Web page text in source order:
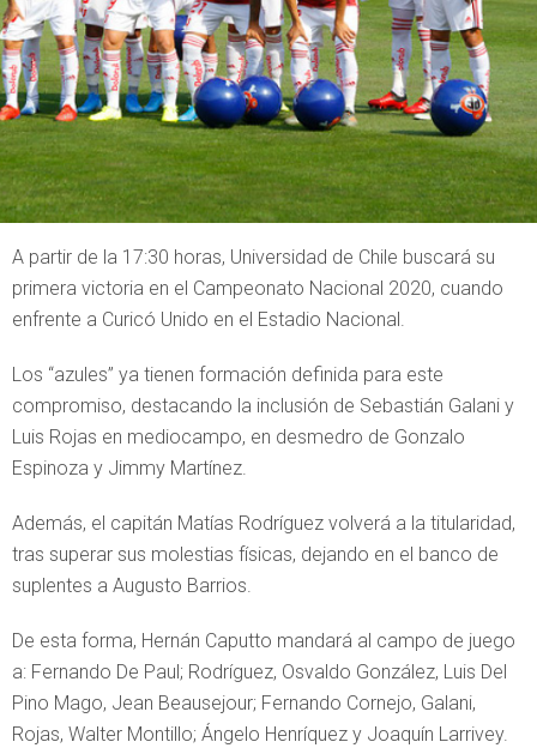
A partir de la 17:30 horas, Universidad de Chile buscará su
primera victoria en el Campeonato Nacional 2020, cuando
enfrente a Curicó Unido en el Estadio Nacional.
Los “azules” ya tienen formación definida para este
compromiso, destacando la inclusión de Sebastián Galani y
Luis Rojas en mediocampo, en desmedro de Gonzalo
Espinoza y Jimmy Martínez.
Además, el capitán Matías Rodríguez volverá a la titularidad,
tras superar sus molestias físicas, dejando en el banco de
suplentes a Augusto Barrios.
De esta forma, Hernán Caputto mandará al campo de juego
a: Fernando De Paul; Rodríguez, Osvaldo González, Luis Del
Pino Mago, Jean Beausejour; Fernando Cornejo, Galani,
Rojas, Walter Montillo; Ángelo Henríquez y Joaquín Larrivey.